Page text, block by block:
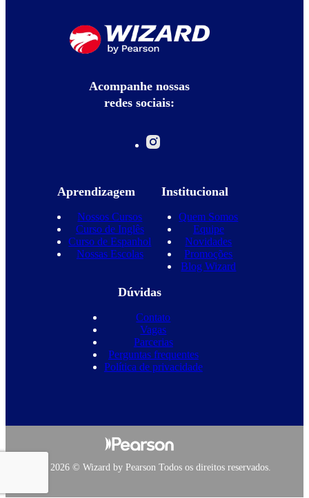
Acompanhe nossas
redes sociais:
Aprendizagem
Nossos Cursos
Curso de Inglês
Curso de Espanhol
Nossas Escolas
Institucional
Quem Somos
Equipe
Novidades
Promoções
Blog Wizard
Dúvidas
Contato
Vagas
Parcerias
Perguntas frequentes
Política de privacidade
Copyright 2026 © Wizard by Pearson Todos os direitos reservados.